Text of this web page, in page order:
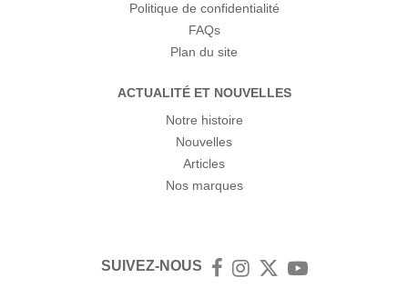
Politique de confidentialité
FAQs
Plan du site
ACTUALITÉ ET NOUVELLES
Notre histoire
Nouvelles
Articles
Nos marques
SUIVEZ-NOUS FacebookInstagram
TwitterYouTube